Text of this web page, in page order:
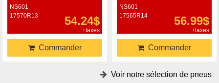
NS601
17570R13
54.24$
+taxes
Commander
NS601
17565R14
56.99$
+taxes
Commander
Voir notre sélection de pneus